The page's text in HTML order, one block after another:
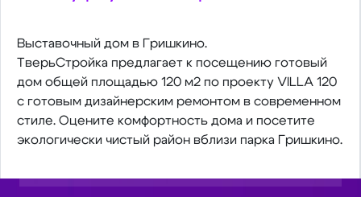
Выставочный дом в Гришкино.
ТверьСтройка предлагает к посещению готовый
дом общей площадью 120 м2 по проекту VILLA 120
с готовым дизайнерским ремонтом в современном
стиле. Оцените комфортность дома и посетите
экологически чистый район вблизи парка Гришкино.